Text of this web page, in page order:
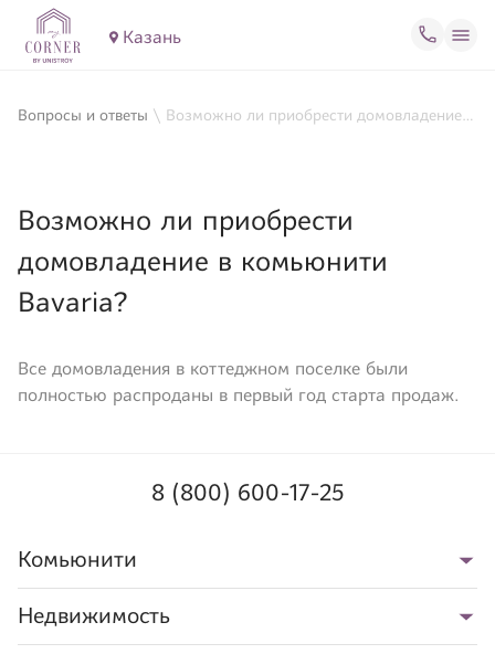
Казань
Вопросы и ответы \ Возможно ли приобрести домовладение в комьюнити Bavaria?
Возможно ли приобрести
домовладение в комьюнити
Bavaria?
Все домовладения в коттеджном поселке были
полностью распроданы в первый год старта продаж.
8 (800) 600-17-25
Комьюнити
Недвижимость